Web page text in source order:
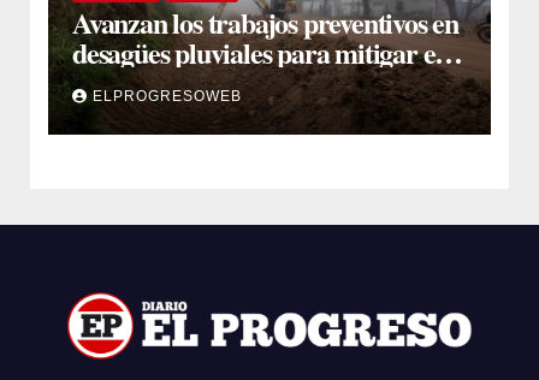
Avanzan los trabajos preventivos en
desagües pluviales para mitigar el
impacto de la temporada de lluvias
ELPROGRESOWEB